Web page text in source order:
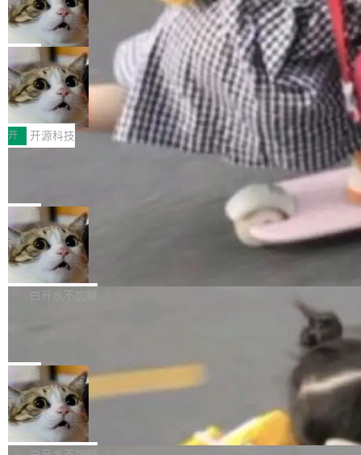
一是如何让大模型和智能体应用安全地从PoC走
向生产，二是如何让测试团队跟得上AI应用...
ean 表示是否可切换，nullable 的默认模式、浅
色方案、深色方案——会产生大量无意义的组
合。方案缺了、配置冲突了、全 null 了。要知道
哪些组合有效，作者说，你得靠"文档、校验、或
者部落知识"。 换个写法。Rust 的 enum，两个
变体：Switchable...
做，没什么新鲜的。 但 Kenton Varda 在 Twitte
r 上把事情说清楚了： 今天我们发布了 Cloudfla
re OS，一个带连接器的聊天机器人，跟其他所
有科技公司做的一样。只不过，实际上它不一
样。这是 Sandstorm.io 的重制版，我十年前的
那个创业公司。不同的是，这次它构建在 Cloudf
lare Workers 上——我花了九年时间搭建的平台
——并且深度集成了 AI。这基本上是我十年秘密
Deno 团队开源 Celld，可自托管的分
布式 Durable Objects
Ryan Dahl 领导的 Deno 团队推出了最新开源项
目 Celld，一个能在自己机器上运行 Cloudflare
Workers 和 Durable Objects 的守护进程。 设
计思路很直接：每个对象是一个独立的 SQLite
数据库，按名称寻址，复制到你自己的 S3 兼容
存储库里。节点之间只通过这个存储库协调——
没有控制平面，没有共识协议。每个对象自带一
个小型数据库，应用天然按分片构建，单个数据
库的竞争和爆炸半径问题在设计层面就被消除
了。 闲置的 cell 会休眠到几乎不占资源。当 cel
l 迁移或唤醒时，新宿主从 S3 恢复 SQLite 数据
库继续执行。存储库是持久化的唯一真相...
局
鲁大师7月新机性能/流畅/AI榜：vivo夺
性能、流畅双第一，三星Galaxy Z系列
新折叠缺席
2026年7月的手机市场，由于存储等硬件成本暴
增，手机厂商的日子也不好过啊，新机速度明显
放缓，因此硝烟味淡了许多。新机参数规格除开
高价的三星折叠（三星Galaxy Z Fold8 Ultra / Z
Fold8 / Z Flip8）外，其余要么是中低端机器，
例如iQOO Z11i、REDMI Note 17、REDMI No
te 17 Pro、OPPO K15，要么是vivo X300 E这
样的次旗舰。 Galaxy Z Fold8 Ultra / Z Fold8 /
Z Flip8三款折叠屏新机均在7月22日发布，且全
部搭载骁龙8 Elite Gen5 for Galaxy，它们本该
开 开源科技
Zed 编辑器团队发布了新项目——DeltaDB，一
个在 git commit 之间记录每一次编辑操作的版
本控制系统。目前处于 Early Access 阶段。 De
ltaDB 的核心思路直接写在 landing page 最显
眼的位置：「Software is made between com
mits」——软件是在 commit 之间写出来的。git
是把这段空隙补上。 回退到任何一次编辑：Delt
aDB 捕获 commit 之间的每一次操作，...
局
SpaceXAI 单季资本开支达 183 亿美元
根据风险投资人Tomer Tunguz 博客（VC 分
析）披露的最新分析与第二季度业绩报告，Spac
微软同期总资本开支的四成。 与亚马逊、Alpha
bet、微软以及 Meta 等传统科技巨头相比，Spa
ceXAI的资金消耗速度尤为引人瞩目。然而，支
撑庞大支出的资金来源却呈现出截然不同的面
貌。数据显示，微软和 Meta 主要依托充沛的经
白开水不加糖
一个在终端里运行的编程 agent；Muse Spark
1.2，驱动这个 agent 的新模型。一句话概括：
你可以用 curl -fsSL https://dev.meta.ai/install.
sh | bash 安装一个能在大项目里自动规划、写
代码、验证结果的 AI 终端工具。 据介绍，Muse
局
美团开源 LoHoSearch，用知识图谱校
准 AI 能力认知
机器出题的前提，是让机器拥有全局视野。整个
构建流程可以分为四个环节：建图 → 控制难度